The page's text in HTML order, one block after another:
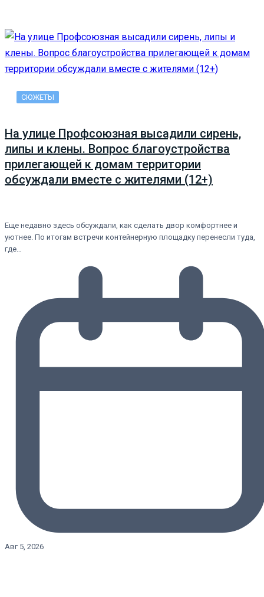
СЮЖЕТЫ
На улице Профсоюзная высадили сирень,
липы и клены. Вопрос благоустройства
прилегающей к домам территории
обсуждали вместе с жителями (12+)
Еще недавно здесь обсуждали, как сделать двор комфортнее и
уютнее. По итогам встречи контейнерную площадку перенесли туда,
где…
Авг 5, 2026